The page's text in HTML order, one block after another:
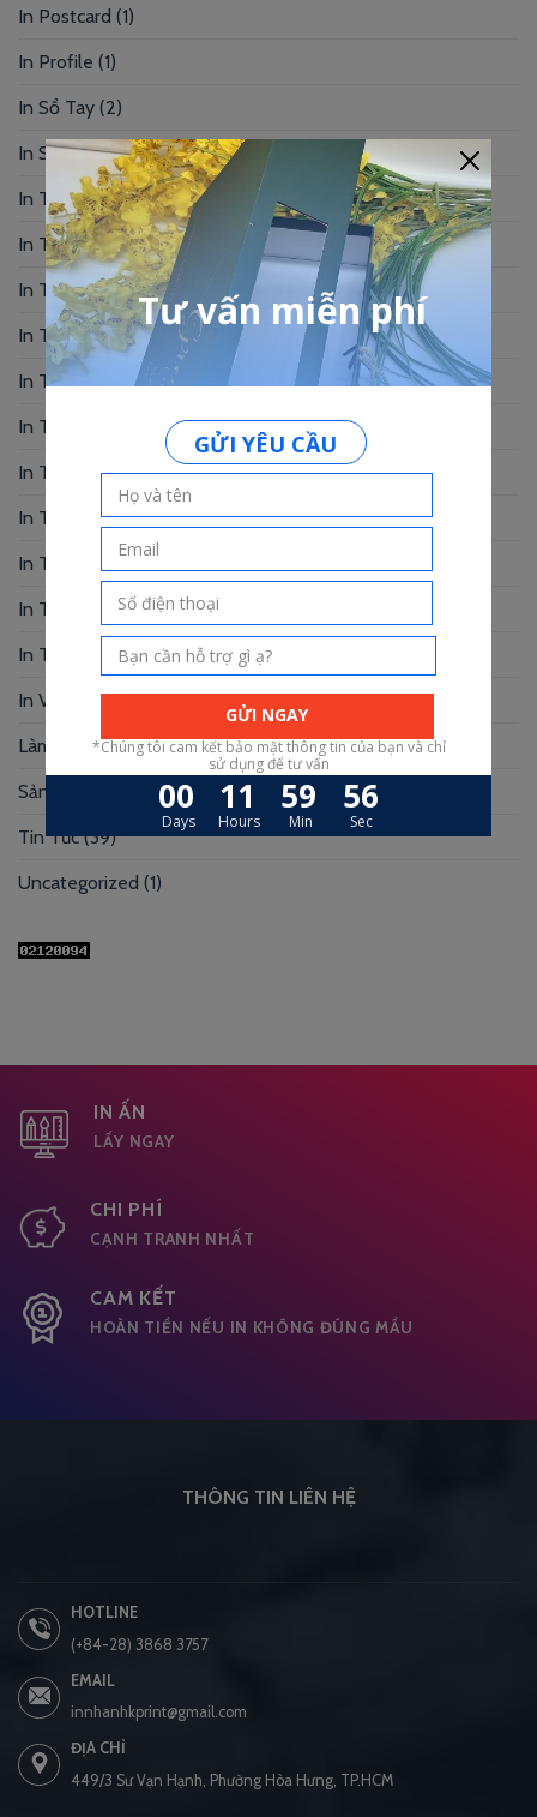
In Postcard (1)
In Profile (1)
In Sổ Tay (2)
In Standee – PP(2)
In Tag Treo(7)
In Thẻ Bài(2)
In Thẻ Nhân Viên(3)
In Thẻ Nhựa (34)
In Thiệp Chúc Mừng(6)
In Thiệp Cưới
In Thiệp Mời(6)
In Tờ Rơi
(1)
In Tranh
In Truyện Tranh(4)
In Túi Giấy
(10)
In Voucher(12)
Làm Hộp Đựng(30)
Sản xuất hộp mi
(3)
Tin Tức(39)
Uncategorized (1)
IN ẤN
LẤY NGAY
CHI PHÍ
CẠNH TRANH NHẤT
CAM KẾT
HOÀN TIỀN NẾU IN KHÔNG ĐÚNG MẦU
THÔNG TIN LIÊN HỆ
HOTLINE
(+84-28) 3868 3757
EMAIL
innhanhkprint@gmail.com
ĐỊA CHỈ
449/3 Sư Vạn Hạnh, Phường Hòa Hưng, TP.HCM